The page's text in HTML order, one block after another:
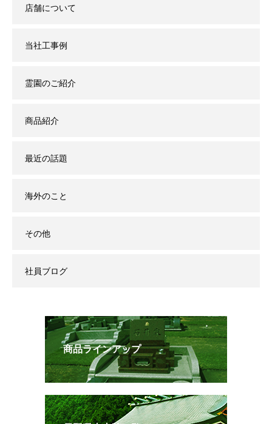
店舗について
当社工事例
霊園のご紹介
商品紹介
最近の話題
海外のこと
その他
社員ブログ
商品ラインアップ